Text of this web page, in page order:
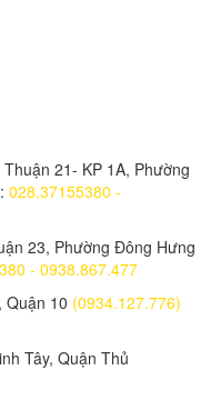
21- KP 1A, Phường
028.37155380 -
23, Phường Đông Hưng
- 0938.867.477
Quận 10 (0934.127.776)
Tây, Quận Thủ